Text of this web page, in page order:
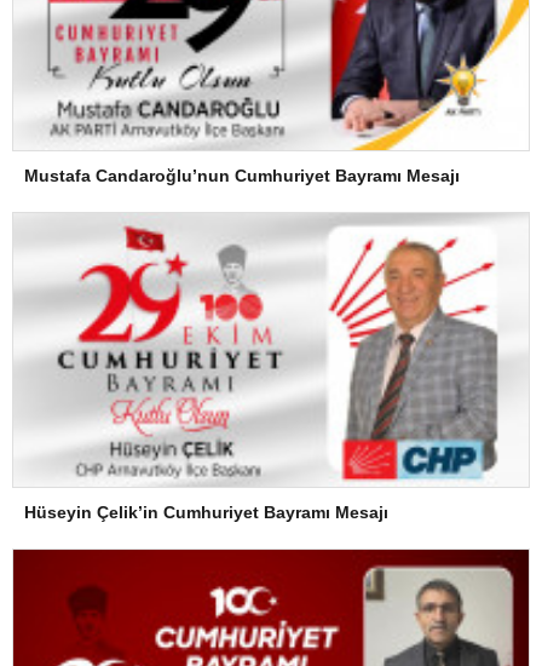
Mustafa Candaroğlu’nun Cumhuriyet Bayramı Mesajı
Hüseyin Çelik’in Cumhuriyet Bayramı Mesajı